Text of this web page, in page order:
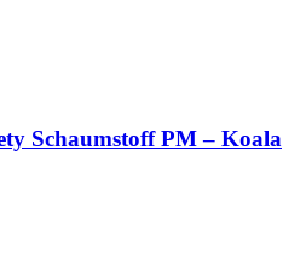
Schaumstoff PM – Koala